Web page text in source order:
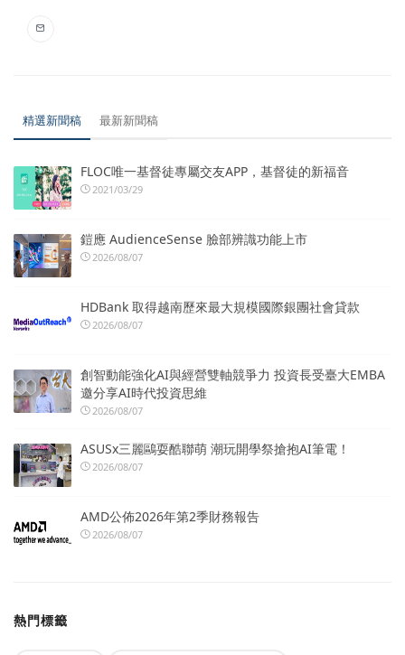
精選新聞稿 最新新聞稿
FLOC唯一基督徒專屬交友APP，基督徒的新福音
2021/03/29
鎧應 AudienceSense 臉部辨識功能上市
2026/08/07
HDBank 取得越南歷來最大規模國際銀團社會貸款
2026/08/07
創智動能強化AI與經營雙軸競爭力 投資長受臺大EMBA
邀分享AI時代投資思維
2026/08/07
ASUSx三麗鷗耍酷聯萌 潮玩開學祭搶抱AI筆電！
2026/08/07
AMD公佈2026年第2季財務報告
2026/08/07
熱門標籤